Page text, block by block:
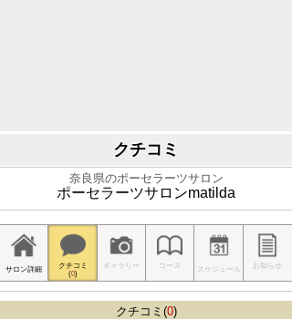
クチコミ
奈良県のポーセラーツサロン
ポーセラーツサロンmatilda
サロン詳細
クチコミ
(0)
ギャラリー コース スケジュール お知らせ
クチコミ(0)